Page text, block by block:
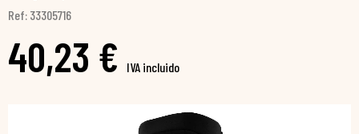
Ref: 33305716
40,23 € IVA incluido